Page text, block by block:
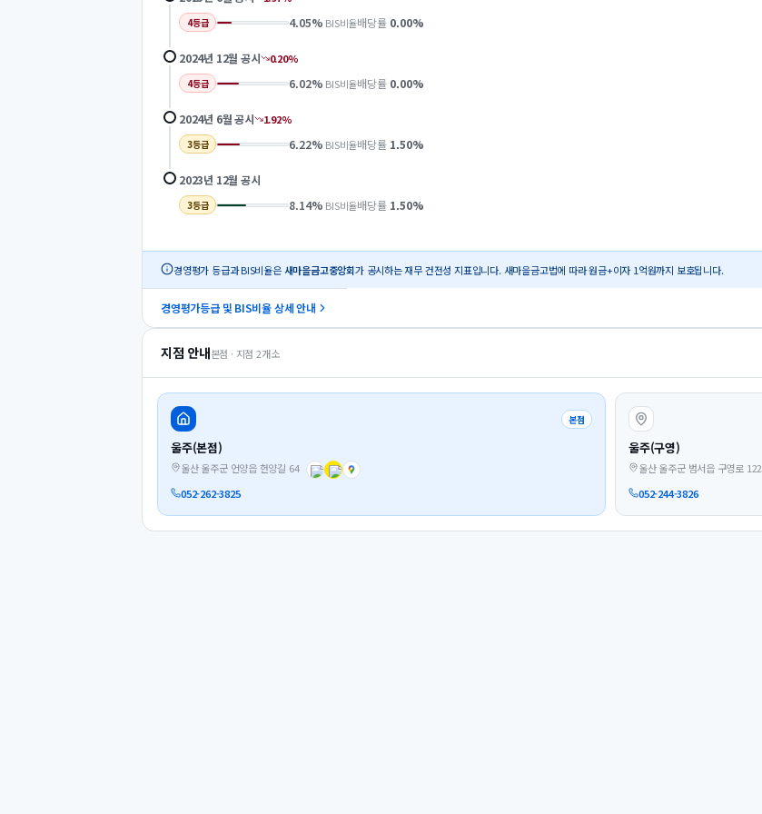
4등급 4.05% BIS비율배당률 0.00%
2024년 12월 공시 0.20%
4등급 6.02% BIS비율배당률 0.00%
2024년 6월공시 1.92%
3등급 6.22% BIS비율배당률 1.50%
2023년 12월 공시
3등급 8.14% BIS비율배당률 1.50%
경영평가 등급과 BIS비율은 새마을금고중앙회가 공시하는 재무 건전성 지표입니다. 새마을금고법에 따라 원금+이자 1억원까지 보호됩니다.
경영평가등급 및 BIS비율 상세 안내
지점 안내본점 · 지점 2개소
본점
울주(본점)
울산 울주군 언양읍 헌양길 64
052-262-3825
울주(구영)
울산 울주군 범서읍 구영로 122
052-244-3826